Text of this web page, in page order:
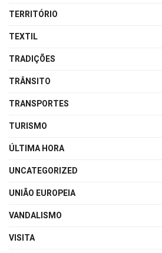
TERRITÓRIO
TEXTIL
TRADIÇÕES
TRÂNSITO
TRANSPORTES
TURISMO
ÚLTIMA HORA
UNCATEGORIZED
UNIÃO EUROPEIA
VANDALISMO
VISITA